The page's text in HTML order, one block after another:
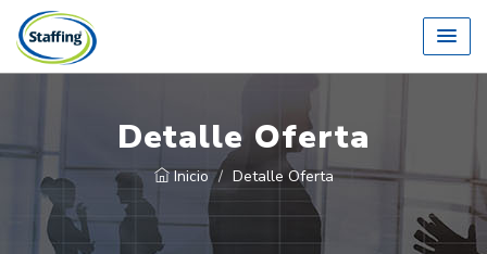
Detalle Oferta
Inicio Detalle Oferta